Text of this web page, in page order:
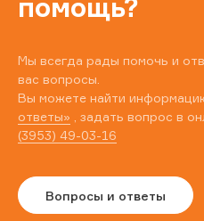
помощь?
Мы всегда рады помочь и
вас вопросы.
Вы можете найти
ответы» , задать вопрос в
(3953) 49-03-16
Вопросы и ответы